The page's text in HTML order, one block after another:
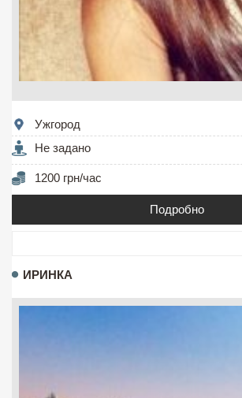
Ужгород
Не задано
1200 грн/час
Подробно
ИРИНКА